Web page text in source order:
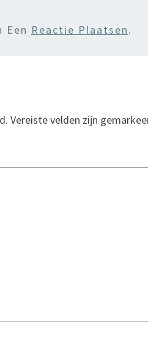
Een Reactie Plaatsen.
Vereiste velden zijn